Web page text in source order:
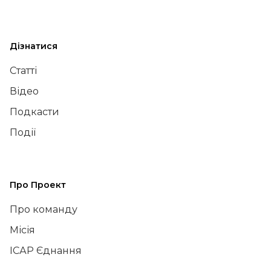
Дізнатися
Статті
Відео
Подкасти
Події
Про Проект
Про команду
Місія
ІСАР Єднання